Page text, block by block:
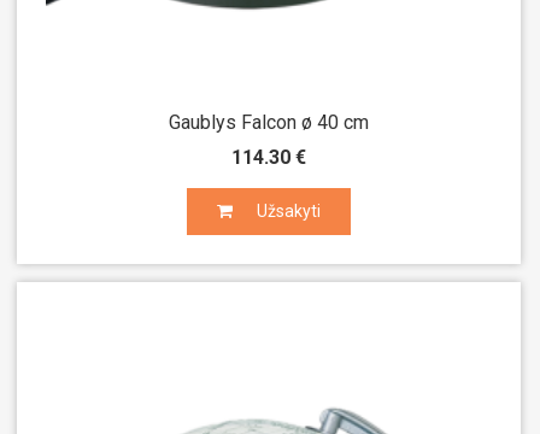
Gaublys Falcon ø 40 cm
114.30 €
Užsakyti
Užsakyti